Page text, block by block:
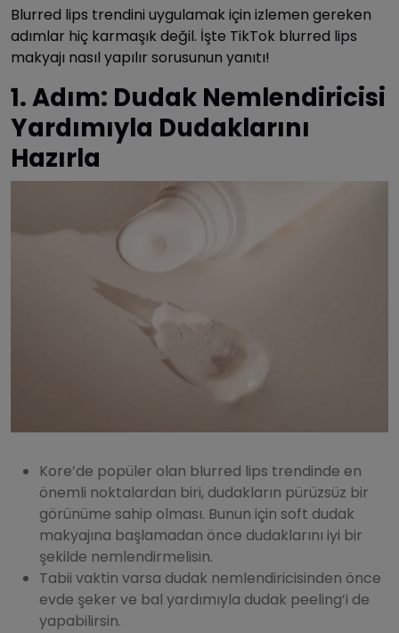
Blurred lips trendini uygulamak için izlemen gereken
adımlar hiç karmaşık değil. İşte TikTok blurred lips
makyajı nasıl yapılır sorusunun yanıtı!
1. Adım: Dudak Nemlendiricisi
Yardımıyla Dudaklarını
Hazırla
Kore’de popüler olan blurred lips trendinde en
önemli noktalardan biri, dudakların pürüzsüz bir
görünüme sahip olması. Bunun için soft dudak
makyajına başlamadan önce dudaklarını iyi bir
şekilde nemlendirmelisin.
Tabii vaktin varsa dudak nemlendiricisinden önce
evde şeker ve bal yardımıyla dudak peeling’i de
yapabilirsin.